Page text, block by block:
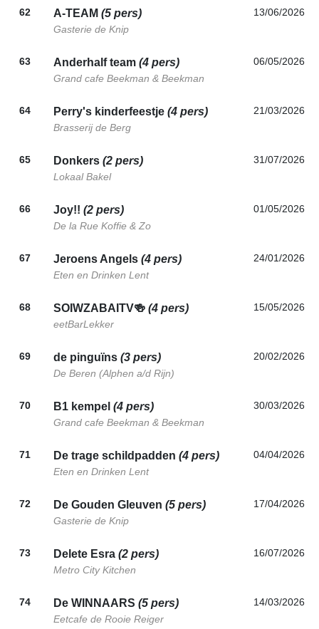
62 A-TEAM (5 pers)
Gasterie de Knip
13/06/2026
63 Anderhalf team (4 pers)
Grand cafe Beekman & Beekman
06/05/2026
64 Perry's kinderfeestje (4 pers)
Brasserij de Berg
21/03/2026
65 Donkers (2 pers)
Lokaal Bakel
31/07/2026
66 Joy!! (2 pers)
De la Rue Koffie & Zo
01/05/2026
67 Jeroens Angels (4 pers)
Eten en Drinken Lent
24/01/2026
68 SOIWZABAITV🍻 (4 pers)
eetBarLekker
15/05/2026
69 de pinguïns (3 pers)
De Beren (Alphen a/d Rijn)
20/02/2026
70 B1 kempel (4 pers)
Grand cafe Beekman & Beekman
30/03/2026
71 De trage schildpadden (4 pers)
Eten en Drinken Lent
04/04/2026
72 De Gouden Gleuven (5 pers)
Gasterie de Knip
17/04/2026
73 Delete Esra (2 pers)
Metro City Kitchen
16/07/2026
74 De WINNAARS (5 pers)
Eetcafe de Rooie Reiger
14/03/2026